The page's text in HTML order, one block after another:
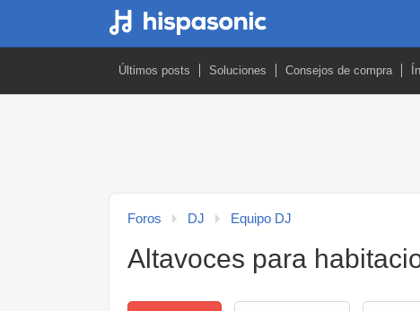
Últimos posts Soluciones Consejos de compra
Foros DJ Equipo DJ
Altavoces para